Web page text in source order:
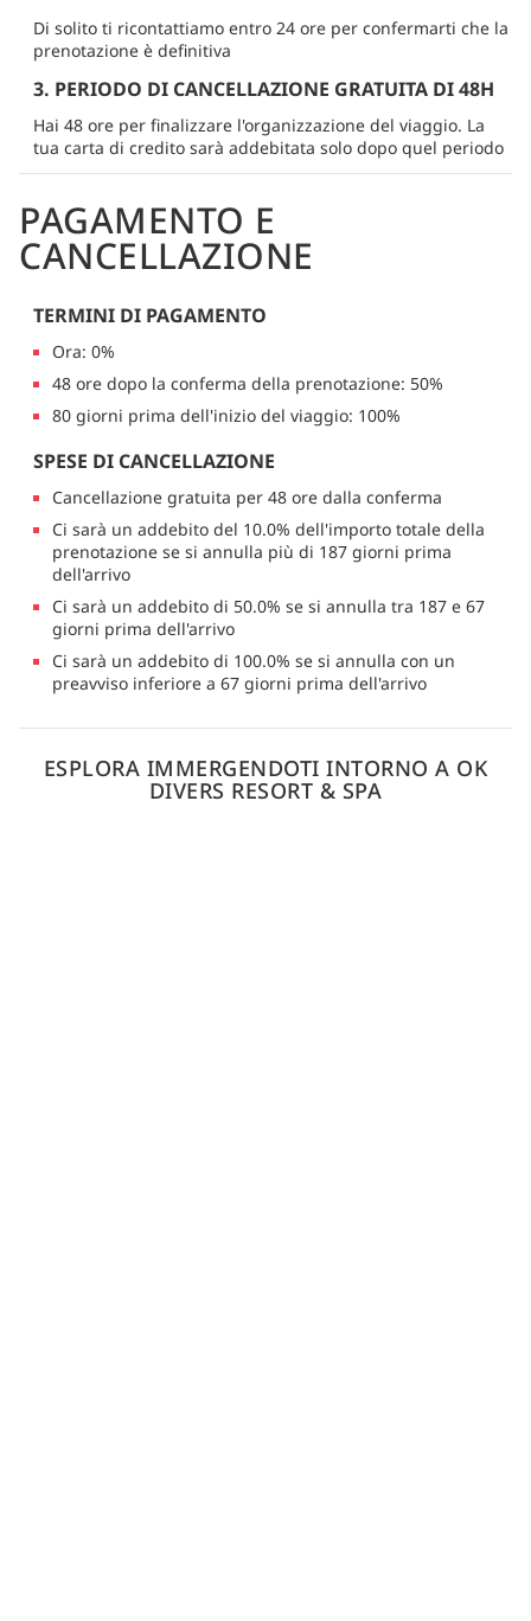
Di solito ti ricontattiamo entro 24 ore per confermarti che la
prenotazione è definitiva
3. PERIODO DI CANCELLAZIONE GRATUITA DI 48H
Hai 48 ore per finalizzare l'organizzazione del viaggio. La
tua carta di credito sarà addebitata solo dopo quel periodo
PAGAMENTO E
CANCELLAZIONE
TERMINI DI PAGAMENTO
Ora: 0%
48 ore dopo la conferma della prenotazione: 50%
80 giorni prima dell'inizio del viaggio: 100%
SPESE DI CANCELLAZIONE
Cancellazione gratuita per 48 ore dalla conferma
Ci sarà un addebito del 10.0% dell'importo totale della
prenotazione se si annulla più di 187 giorni prima
dell'arrivo
Ci sarà un addebito di 50.0% se si annulla tra 187 e 67
giorni prima dell'arrivo
Ci sarà un addebito di 100.0% se si annulla con un
preavviso inferiore a 67 giorni prima dell'arrivo
ESPLORA IMMERGENDOTI INTORNO A OK
DIVERS RESORT & SPA